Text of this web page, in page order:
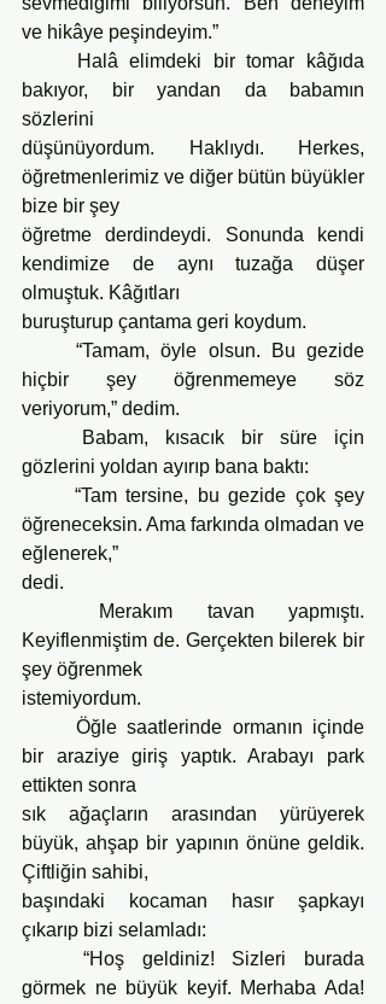
ve hikâye peşindeyim.”
bakıyor, bir yandan da babamın
sözlerini
düşünüyordum. Haklıydı. Herkes,
öğretmenlerimiz ve diğer bütün büyükler
bize bir şey
öğretme derdindeydi. Sonunda kendi
kendimize de aynı tuzağa düşer
olmuştuk. Kâğıtları
buruşturup çantama geri koydum.
	“Tamam, öyle olsun. Bu gezide
hiçbir şey öğrenmemeye söz
veriyorum,” dedim.
gözlerini yoldan ayırıp bana baktı:
öğreneceksin. Ama farkında olmadan ve
eğlenerek,”
dedi.
Keyiflenmiştim de. Gerçekten bilerek bir
şey öğrenmek
istemiyordum.
bir araziye giriş yaptık. Arabayı park
ettikten sonra
sık ağaçların arasından yürüyerek
büyük, ahşap bir yapının önüne geldik.
Çiftliğin sahibi,
başındaki kocaman hasır şapkayı
çıkarıp bizi selamladı:
görmek ne büyük keyif. Merhaba Ada!